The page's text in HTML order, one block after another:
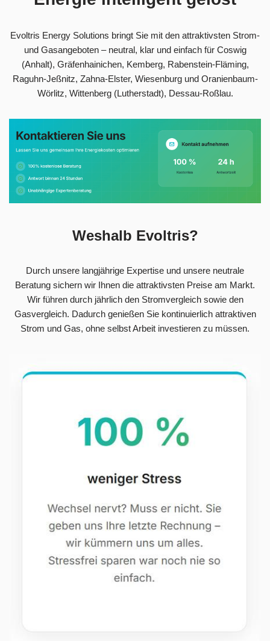
Evoltris Energy Solutions bringt Sie mit den attraktivsten Strom-
und Gasangeboten – neutral, klar und einfach für Coswig
(Anhalt), Gräfenhainichen, Kemberg, Rabenstein-Fläming,
Raguhn-Jeßnitz, Zahna-Elster, Wiesenburg und Oranienbaum-
Wörlitz, Wittenberg (Lutherstadt), Dessau-Roßlau.
Weshalb Evoltris?
Durch unsere langjährige Expertise und unsere neutrale
Beratung sichern wir Ihnen die attraktivsten Preise am Markt.
Wir führen durch jährlich den Stromvergleich sowie den
Gasvergleich. Dadurch genießen Sie kontinuierlich attraktiven
Strom und Gas, ohne selbst Arbeit investieren zu müssen.